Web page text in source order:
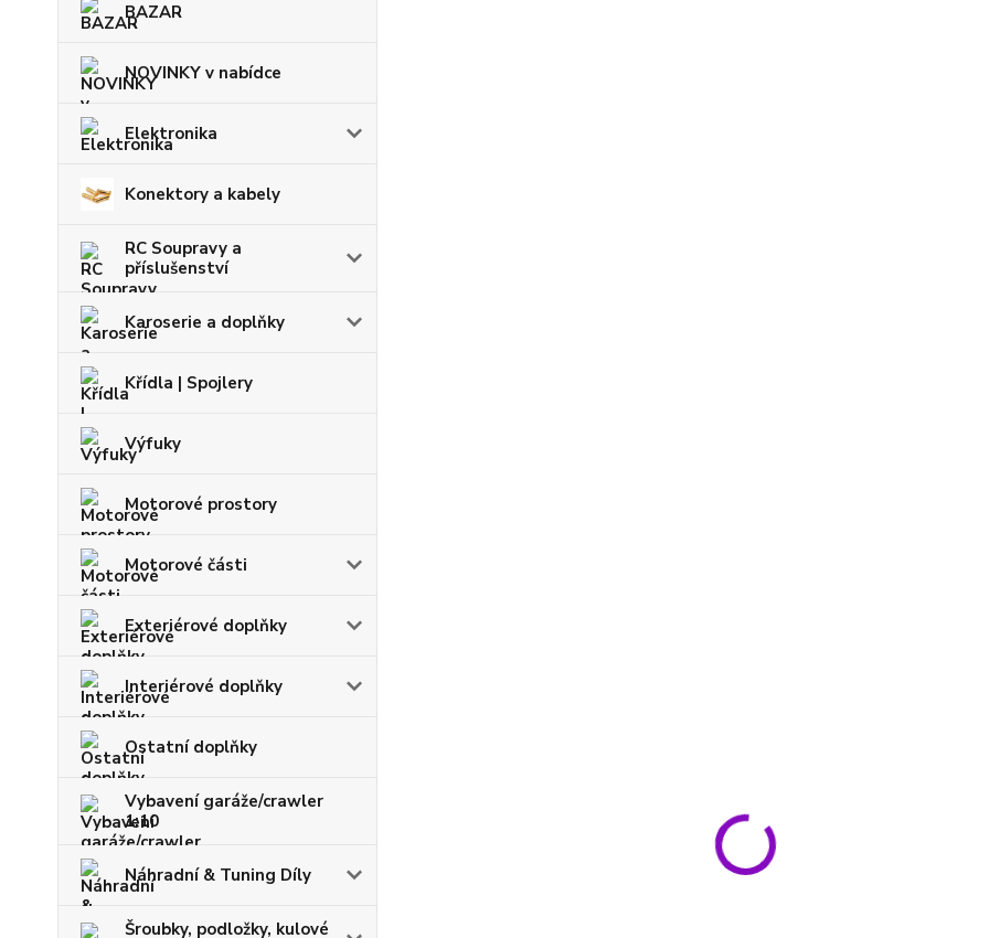
BAZAR
NOVINKY v nabídce
Elektronika
Konektory a kabely
RC Soupravy a
příslušenství
Karoserie a doplňky
Křídla | Spojlery
Výfuky
Motorové prostory
Motorové části
Exteriérové doplňky
Interiérové doplňky
Ostatní doplňky
Vybavení garáže/crawler
1:10
Náhradní & Tuning Díly
Šroubky, podložky, kulové